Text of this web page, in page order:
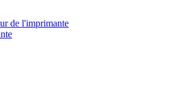
de l'imprimante